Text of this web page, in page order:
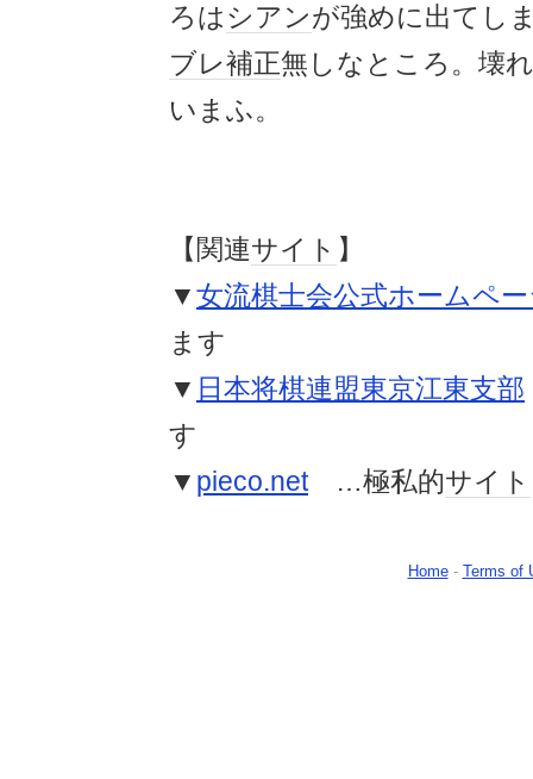
ろはシアンが強めに出てし
ブレ補正無しなところ。壊
いまふ。
【関連サイト 】
▼女流棋士会公式ホームペ
ます
▼ 日本将棋連盟東京江東支部
す
▼ pieco.net…極私的サイト
Home- Terms of